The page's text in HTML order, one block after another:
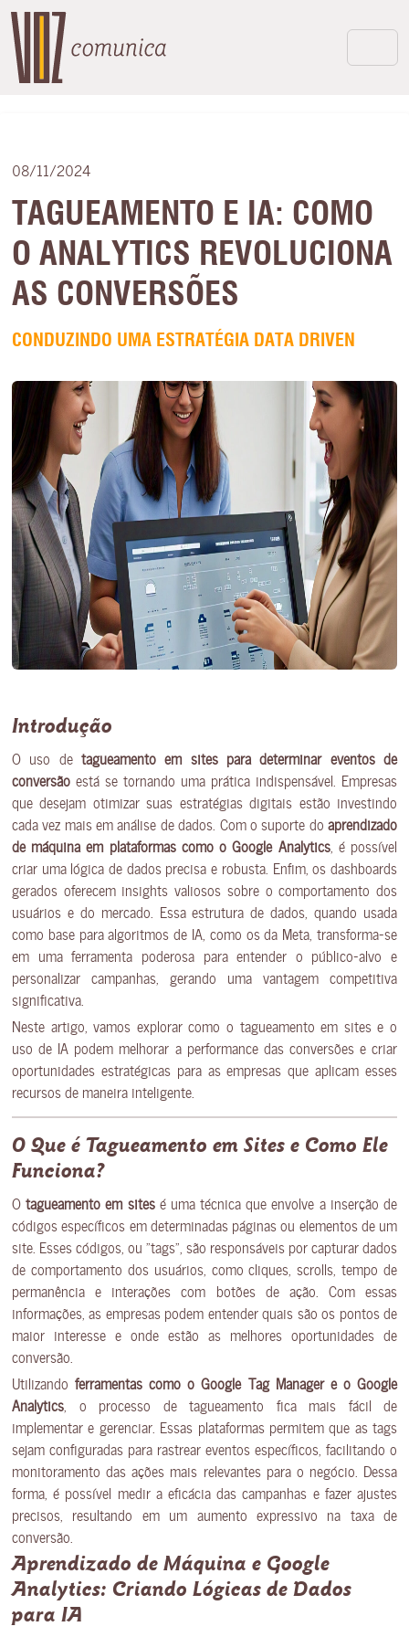
08/11/2024
TAGUEAMENTO E IA: COMO
O ANALYTICS REVOLUCIONA
AS CONVERSÕES
CONDUZINDO UMA ESTRATÉGIA DATA DRIVEN
Introdução
O uso de tagueamento em sites para determinar eventos de
conversão está se tornando uma prática indispensável. Empresas
que desejam otimizar suas estratégias digitais estão investindo
cada vez mais em análise de dados. Com o suporte do aprendizado
de máquina em plataformas como o Google Analytics, é possível
criar uma lógica de dados precisa e robusta. Enfim, os dashboards
gerados oferecem insights valiosos sobre o comportamento dos
usuários e do mercado. Essa estrutura de dados, quando usada
como base para algoritmos de IA, como os da Meta, transforma-se
em uma ferramenta poderosa para entender o público-alvo e
personalizar campanhas, gerando uma vantagem competitiva
significativa.
Neste artigo, vamos explorar como o tagueamento em sites e o
uso de IA podem melhorar a performance das conversões e criar
oportunidades estratégicas para as empresas que aplicam esses
recursos de maneira inteligente.
O Que é Tagueamento em Sites e Como Ele
Funciona?
Otagueamento em sitesé uma técnica que envolve a inserção de
códigos específicos em determinadas páginas ou elementos de um
site. Esses códigos, ou “tags”, são responsáveis por capturar dados
de comportamento dos usuários, como cliques, scrolls, tempo de
permanência e interações com botões de ação. Com essas
informações, as empresas podem entender quais são os pontos de
maior interesse e onde estão as melhores oportunidades de
conversão.
Utilizandoferramentas como o Google Tag Manager e o Google
Analytics , o processo de tagueamento fica mais fácil de
implementar e gerenciar. Essas plataformas permitem que as tags
sejam configuradas para rastrear eventos específicos, facilitando o
monitoramento das ações mais relevantes para o negócio. Dessa
forma, é possível medir a eficácia das campanhas e fazer ajustes
precisos, resultando em um aumento expressivo na taxa de
conversão.
Aprendizado de Máquina e Google
Analytics: Criando Lógicas de Dados
para IA